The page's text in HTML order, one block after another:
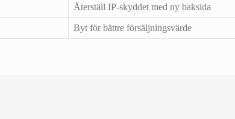
Återställ IP-skyddet med ny baksida
Byt för bättre försäljningsvärde